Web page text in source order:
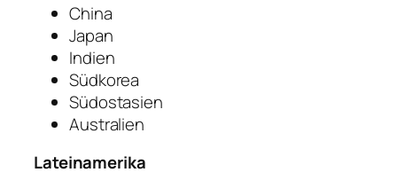
China
Japan
Indien
Südkorea
Südostasien
Australien
Lateinamerika